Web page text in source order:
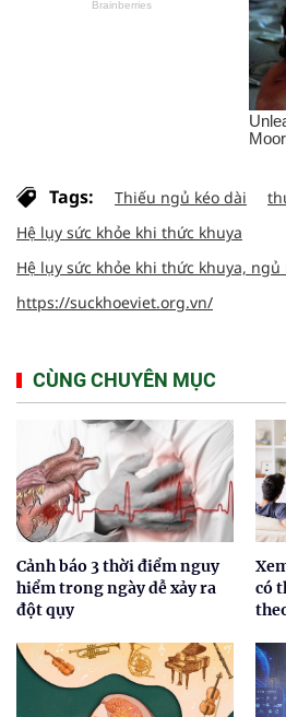
Tags: Thiếu ngủ kéo dài
Hệ lụy sức khỏe khi thức khuya
Hệ lụy sức khỏe khi thức khuya, ngủ
https://suckhoeviet.org.vn/
CÙNG CHUYÊN MỤC
Cảnh báo 3 thời điểm nguy
hiểm trong ngày dễ xảy ra
đột qụy
có